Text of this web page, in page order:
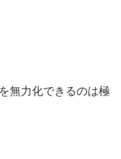
無力化できるのは極